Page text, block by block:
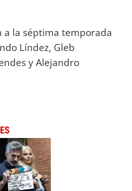
a la séptima temporada
Líndez, Gleb
y Alejandro